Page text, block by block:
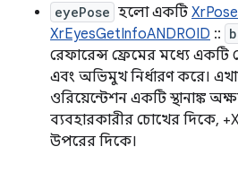
eyePose হলো একটি
XrEyesGetInfoANDROID ::
রেফারেন্স ফ্রেমের মধ্যে একটি
এবং অভিমুখ নির্ধারণ করে।
ওরিয়েন্টেশন একটি স্থানাঙ্ক
ব্যবহারকারীর চোখের দিকে,
উপরের দিকে।